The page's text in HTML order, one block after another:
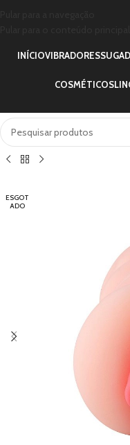
INÍCIOVIBRADORES
COSMÉTICOS
ESGOT
ADO